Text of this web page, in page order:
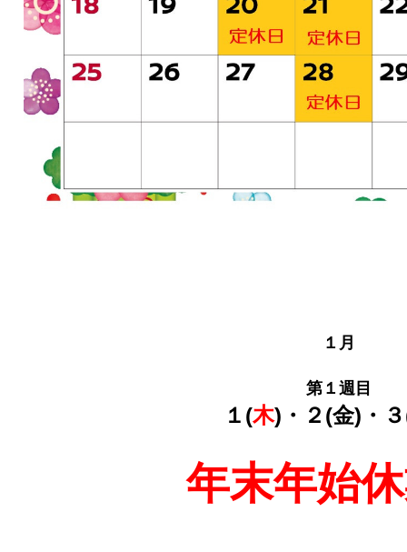
１月
第１週目
１(木)・２(金)・
年末年始